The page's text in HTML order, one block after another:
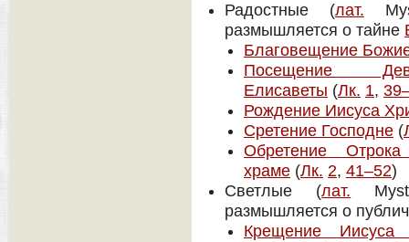
Радостные (лат.
размышляется о тайне
Благовещение
Посещение
Елисаветы (Лк. 1,
Рождение Иисуса
Сретение Господне (
Обретение
храме (Лк. 2, 41–52)
Светлые (лат.
размышляется о
Крещение